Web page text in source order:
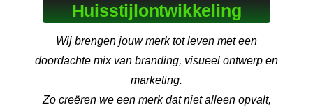
Huisstijlontwikkeling
Wij brengen jouw merk tot leven met een
doordachte mix van branding, visueel ontwerp en
marketing.
Zo creëren we een merk dat niet alleen opvalt,